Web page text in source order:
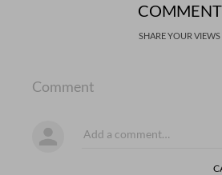
COMMENT
SHARE YOUR VIEWS
Comment